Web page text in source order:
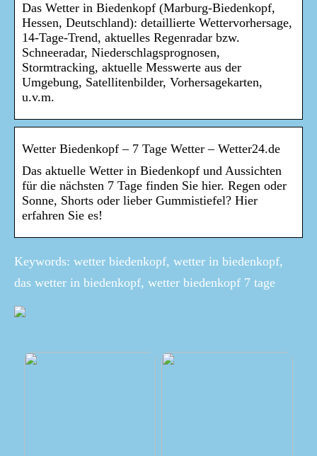
Das Wetter in Biedenkopf (Marburg-Biedenkopf,
Hessen, Deutschland): detaillierte Wettervorhersage,
14-Tage-Trend, aktuelles Regenradar bzw.
Schneeradar, Niederschlagsprognosen,
Stormtracking, aktuelle Messwerte aus der
Umgebung, Satellitenbilder, Vorhersagekarten,
u.v.m.
Wetter Biedenkopf – 7 Tage Wetter – Wetter24.de
Das aktuelle Wetter in Biedenkopf und Aussichten
für die nächsten 7 Tage finden Sie hier. Regen oder
Sonne, Shorts oder lieber Gummistiefel? Hier
erfahren Sie es!
Keywords: wetter biedenkopf, wetter in biedenkopf,
das wetter in biedenkopf, wetter biedenkopf 7 tage